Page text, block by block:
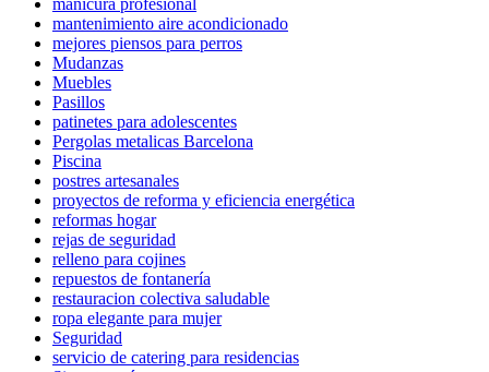
manicura profesional
mantenimiento aire acondicionado
mejores piensos para perros
Mudanzas
Muebles
Pasillos
patinetes para adolescentes
Pergolas metalicas Barcelona
Piscina
postres artesanales
proyectos de reforma y eficiencia energética
reformas hogar
rejas de seguridad
relleno para cojines
repuestos de fontanería
restauracion colectiva saludable
ropa elegante para mujer
Seguridad
servicio de catering para residencias